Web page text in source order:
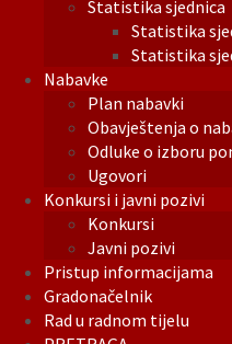
Statistika sjednica
Statistika
Statistika
Nabavke
Plan nabavki
Obavještenja o
Odluke o izboru
Ugovori
Konkursi i javni pozivi
Konkursi
Javni pozivi
Pristup informacijama
Gradonačelnik
Rad u radnom tijelu